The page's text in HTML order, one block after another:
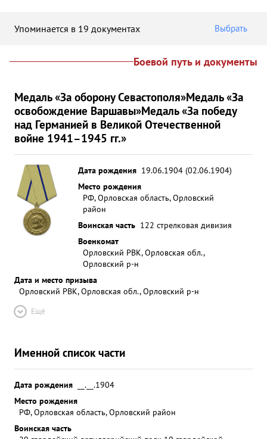
Упоминается в 19 документах Выбрать
Боевой путь и документы
Медаль «За оборону Севастополя»Медаль «За
освобождение Варшавы»Медаль «За победу
над Германией в Великой Отечественной
войне 1941–1945 гг.»
Дата рождения 19.06.1904 (02.06.1904)
Место рождения
РФ, Орловская область, Орловский
район
Воинская часть 122 стрелковая дивизия
Военкомат
Орловский РВК, Орловская обл.,
Орловский р-н
Дата и место призыва
Орловский РВК, Орловская обл., Орловский р-н
Ещё
Именной список части
Дата рождения
__.__.1904
Место рождения
РФ, Орловская область, Орловский район
Воинская часть